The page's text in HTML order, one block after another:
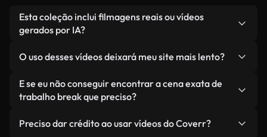
Esta coleção inclui filmagens reais ou vídeos
gerados por IA?
por filmagens reais, feitas por humanos,
relacionadas a trabalho break, juntamente com
vídeos gerados por IA. Cada vídeo é claramente
identificado para que você sempre saiba o que
está usando.
O uso desses vídeos deixará meu site mais lento?
Não, se você selecionar nossas versões
otimizadas. Oferecemos formatos leves e prontos
— mantendo a alta qualidade, minimizando os
E se eu não conseguir encontrar a cena exata de
trabalho break que preciso?
Coverr AI Studio. Basta descrever a cena — como
Preciso dar crédito ao usar vídeos do Coverr?